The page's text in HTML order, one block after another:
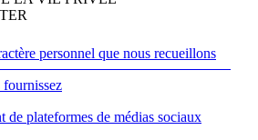
personnel que nous recueillons
de plateformes de médias sociaux